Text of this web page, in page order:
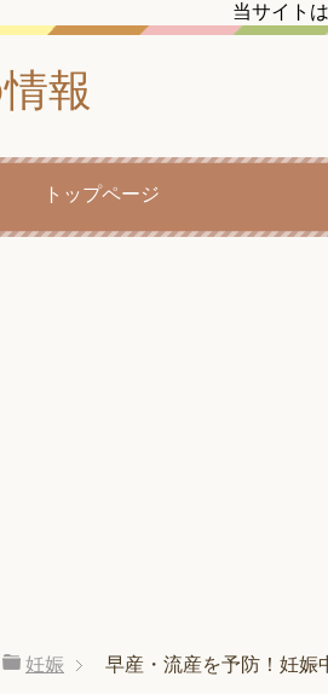
当サイト
報
トップページ
妊娠 早産・流産を予防！妊娠